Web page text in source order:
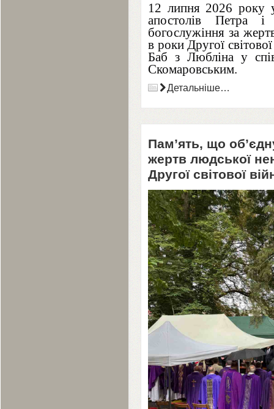
12 липня 2026 року
апостолів Петра
богослужіння за
в роки Другої
Баб з Любліна у
Скомаровським.
Детальніше…
Пам’ять, що
жертв людської
Другої світової